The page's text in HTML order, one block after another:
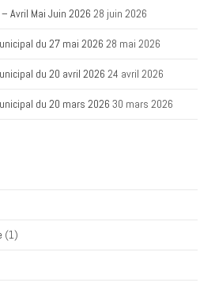
Avril Mai Juin 2026 28 juin 2026
du 27 mai 2026 28 mai 2026
du 20 avril 2026 24 avril 2026
du 20 mars 2026 30 mars 2026
(1)